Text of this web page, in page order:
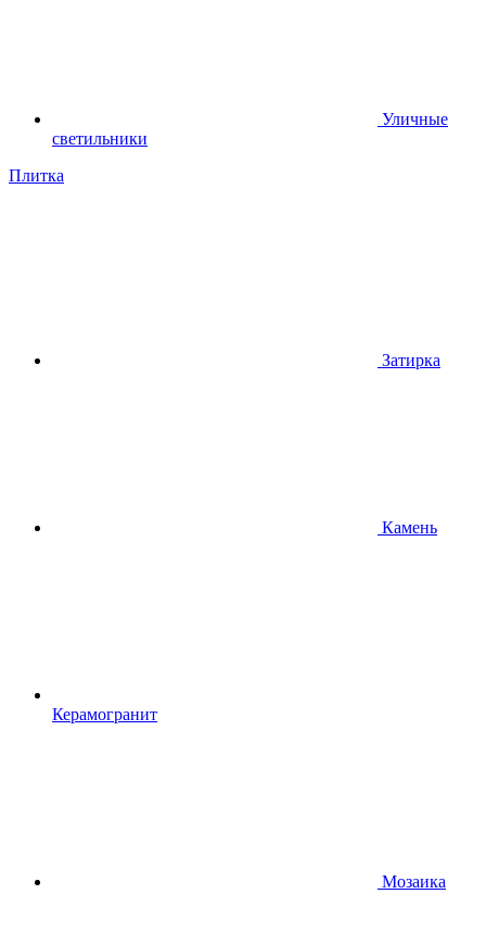
Уличные
светильники
Плитка
Затирка
Камень
Керамогранит
Мозаика